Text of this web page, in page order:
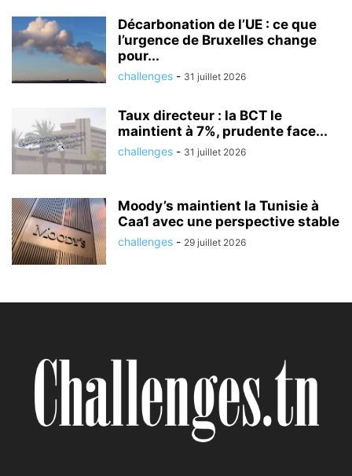
Décarbonation de l’UE : ce que
l’urgence de Bruxelles change
pour...
challenges - 31 juillet 2026
Taux directeur : la BCT le
maintient à 7%, prudente face...
challenges - 31 juillet 2026
Moody’s maintient la Tunisie à
Caa1 avec une perspective stable
challenges - 29 juillet 2026